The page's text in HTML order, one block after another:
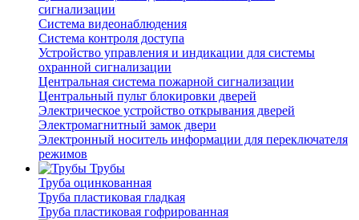
сигнализации
Система видеонаблюдения
Система контроля доступа
Устройство управления и индикации для системы
охранной сигнализации
Центральная система пожарной сигнализации
Центральный пульт блокировки дверей
Электрическое устройство открывания дверей
Электромагнитный замок двери
Электронный носитель информации для переключателя
режимов
Трубы
Труба оцинкованная
Труба пластиковая гладкая
Труба пластиковая гофрированная